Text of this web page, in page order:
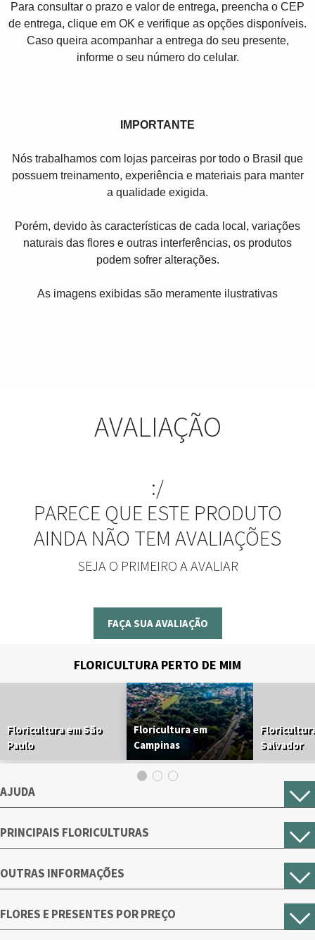
Para consultar o prazo e valor de entrega, preencha o CEP
de entrega, clique em OK e verifique as opções disponíveis.
Caso queira acompanhar a entrega do seu presente,
informe o seu número do celular.
IMPORTANTE
Nós trabalhamos com lojas parceiras por todo o Brasil que
possuem treinamento, experiência e materiais para manter
a qualidade exigida.
Porém, devido às características de cada local, variações
naturais das flores e outras interferências, os produtos
podem sofrer alterações.
As imagens exibidas são meramente ilustrativas
AVALIAÇÃO
:/
PARECE QUE ESTE PRODUTO
AINDA NÃO TEM AVALIAÇÕES
SEJA O PRIMEIRO A AVALIAR
FAÇA SUA AVALIAÇÃO
FLORICULTURA PERTO DE MIM
Floricultura em São
Paulo
Floricultura em
Campinas
Salvador
AJUDA
PRINCIPAIS FLORICULTURAS
OUTRAS INFORMAÇÕES
FLORES E PRESENTES POR PREÇO